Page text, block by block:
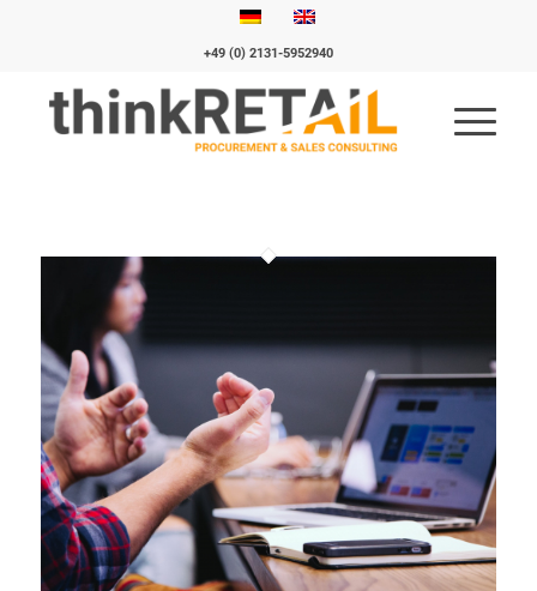
+49 (0) 2131-5952940